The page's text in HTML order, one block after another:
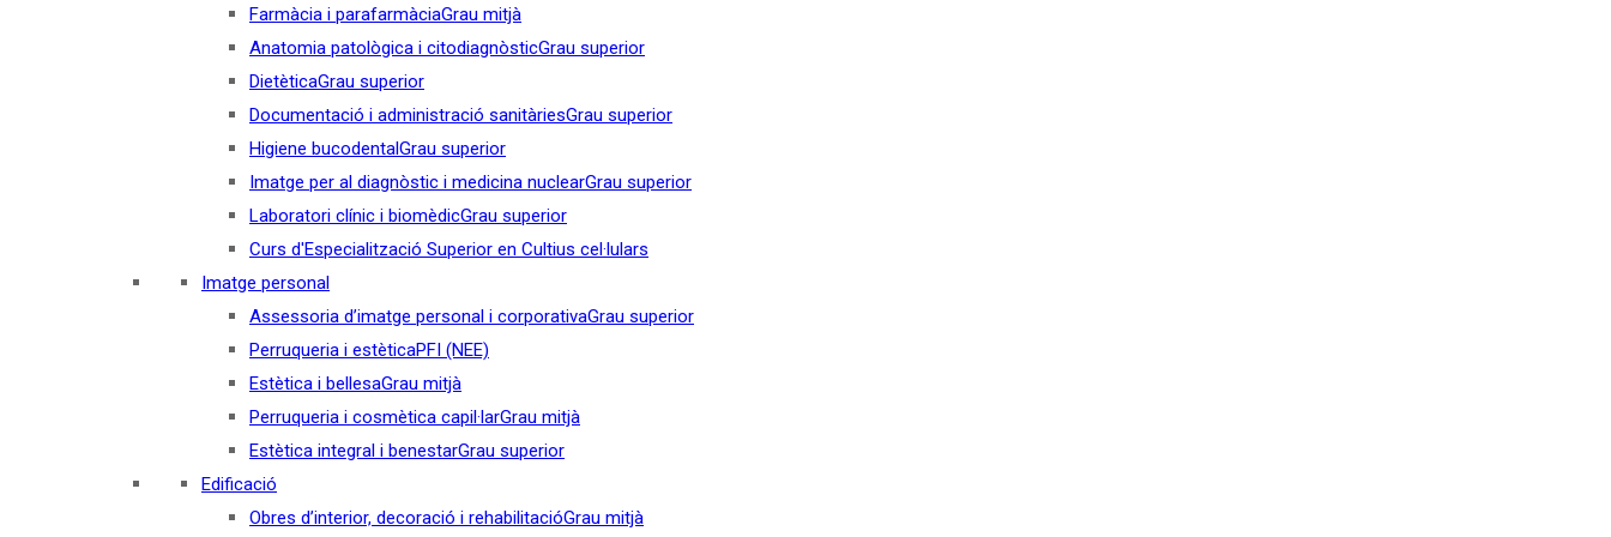
Farmàcia i parafarmàciaGrau mitjà
Anatomia patològica i citodiagnòsticGrau superior
DietèticaGrau superior
Documentació i administració sanitàriesGrau superior
Higiene bucodentalGrau superior
Imatge per al diagnòstic i medicina nuclearGrau superior
Laboratori clínic i biomèdicGrau superior
Curs d'Especialització Superior en Cultius cel·lulars
Imatge personal
Assessoria d’imatge personal i corporativaGrau superior
Perruqueria i estèticaPFI (NEE)
Estètica i bellesaGrau mitjà
Perruqueria i cosmètica capil·larGrau mitjà
Estètica integral i benestarGrau superior
Edificació
Obres d’interior, decoració i rehabilitacióGrau mitjà